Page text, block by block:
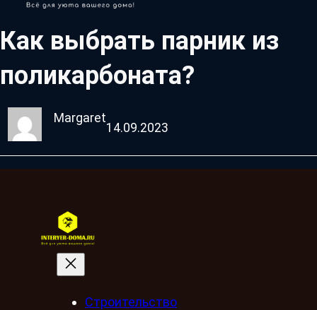
Как выбрать парник из
поликарбоната?
Margaret
14.09.2023
Строительство